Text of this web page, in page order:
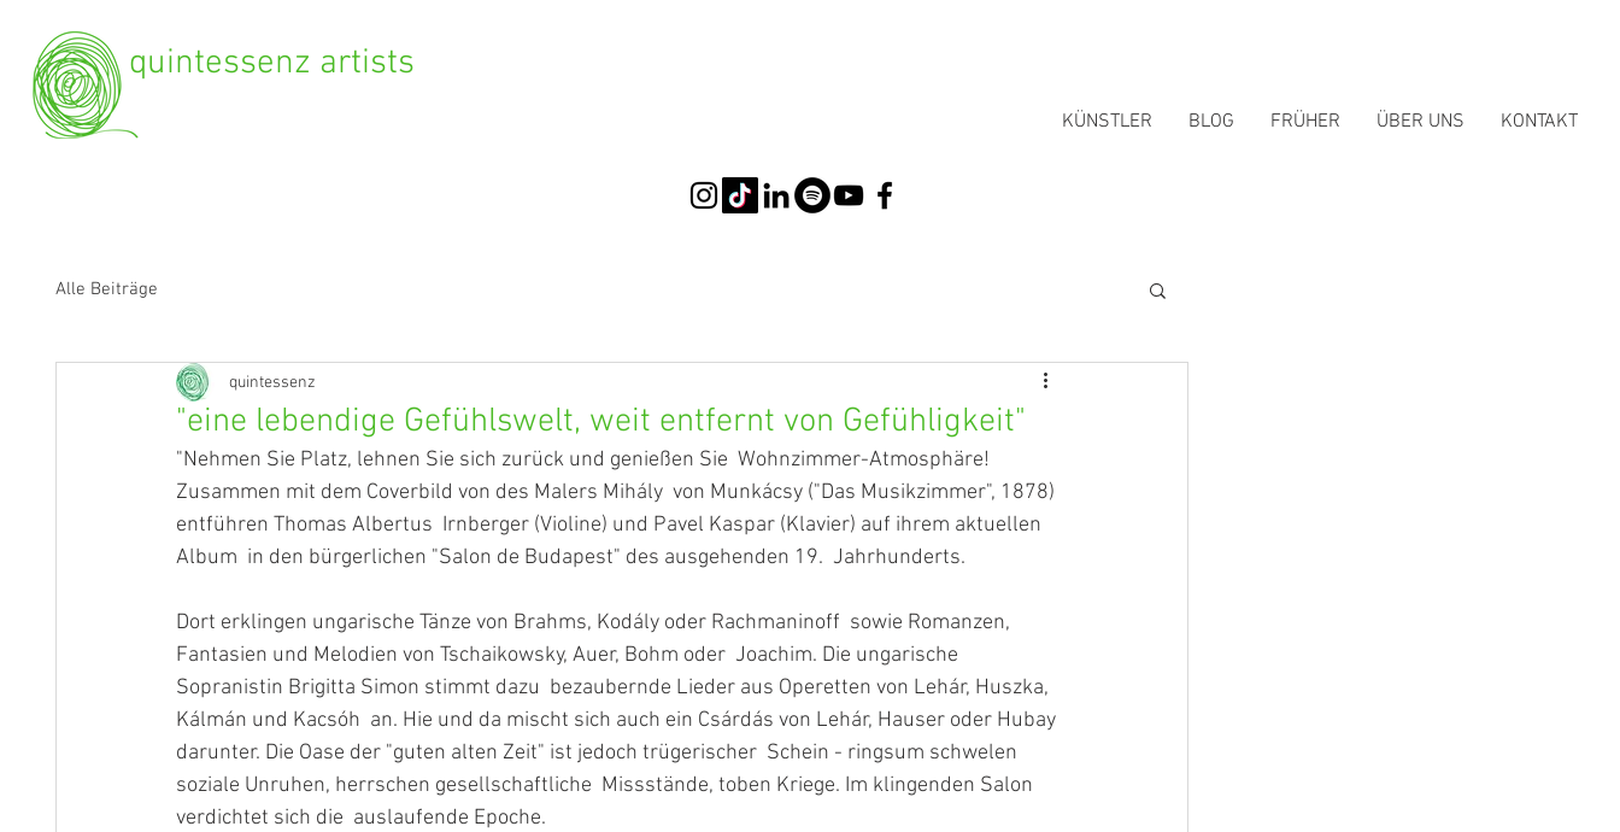
quintessenz artists
KÜNSTLER BLOG FRÜHER ÜBER UNS KONTAKT
Alle Beiträge
"eine lebendige Gefühlswelt, weit entfernt von Gefühligkeit"
quintessenz
"Nehmen Sie Platz, lehnen Sie sich zurück und genießen Sie  Wohnzimmer-Atmosphäre!
Zusammen mit dem Coverbild von des Malers Mihály  von Munkácsy ("Das Musikzimmer", 1878)
entführen Thomas Albertus  Irnberger (Violine) und Pavel Kaspar (Klavier) auf ihrem aktuellen
Album  in den bürgerlichen "Salon de Budapest" des ausgehenden 19.  Jahrhunderts.
Dort erklingen ungarische Tänze von Brahms, Kodály oder Rachmaninoff  sowie Romanzen,
Fantasien und Melodien von Tschaikowsky, Auer, Bohm oder  Joachim. Die ungarische
Sopranistin Brigitta Simon stimmt dazu  bezaubernde Lieder aus Operetten von Lehár, Huszka,
Kálmán und Kacsóh  an. Hie und da mischt sich auch ein Csárdás von Lehár, Hauser oder Hubay
darunter. Die Oase der "guten alten Zeit" ist jedoch trügerischer  Schein - ringsum schwelen
soziale Unruhen, herrschen gesellschaftliche  Missstände, toben Kriege. Im klingenden Salon
verdichtet sich die  auslaufende Epoche.